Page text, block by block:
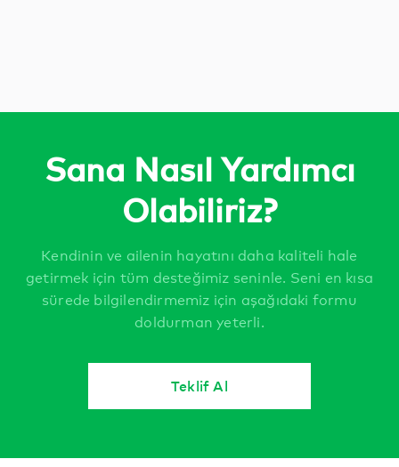
Sana Nasıl Yardımcı
Olabiliriz?
Kendinin ve ailenin hayatını daha kaliteli hale
getirmek için tüm desteğimiz seninle. Seni en kısa
sürede bilgilendirmemiz için aşağıdaki formu
doldurman yeterli.
Teklif Al